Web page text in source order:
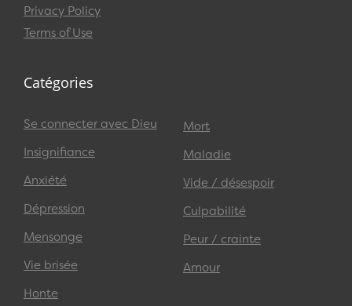
Privacy Policy
Terms of Use
Catégories
Se connecter avec Dieu
Insignifiance
Anxiété
Dépression
Mensonge
Vie brisée
Honte
Mort
Maladie
Vide / désespoir
Culpabilité
Peur / crainte
Amour